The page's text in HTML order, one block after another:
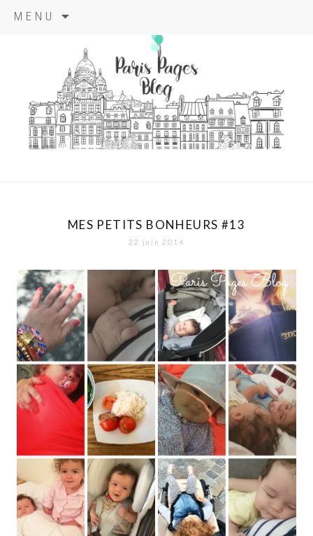
MENU
principal
paris pages
blog
MES PETITS BONHEURS #13
22 juin 2014